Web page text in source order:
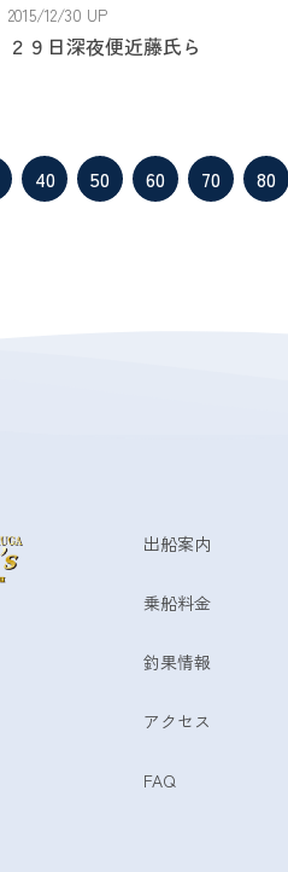
2015/12/30 UP
２９日深夜便近藤氏ら
40 50 60 70 80
出船案内
乗船料金
釣果情報
アクセス
FAQ